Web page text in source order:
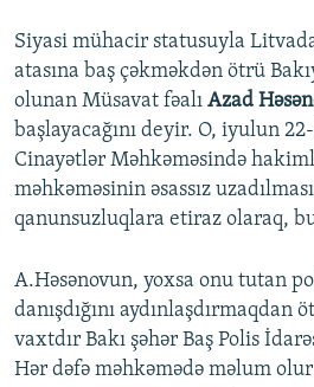
Siyasi mühacir statusuyla
atasına baş çəkməkdən ötrü
olunan Müsavat fəalı Azad
başlayacağını deyir. O, iyulun
Cinayətlər Məhkəməsində
məhkəməsinin əsassız
qanunsuzluqlara etiraz olaraq, bu
A.Həsənovun, yoxsa onu tutan
danışdığını
vaxtdır Bakı şəhər Baş Polis
Hər dəfə məhkəmədə məlum